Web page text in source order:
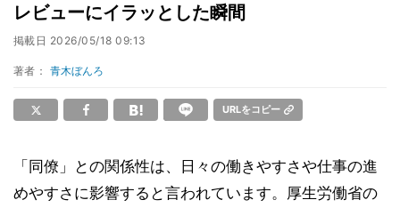
レビューにイラッとした瞬間
掲載日 2026/05/18 09:13
著者： 青木ぼんろ
URLをコピー
「同僚」との関係性は、日々の働きやすさや仕事の進
めやすさに影響すると言われています。厚生労働省の